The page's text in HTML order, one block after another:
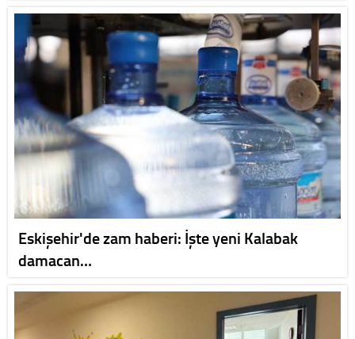
Eskişehir'de zam haberi: İşte yeni Kalabak
damacan…